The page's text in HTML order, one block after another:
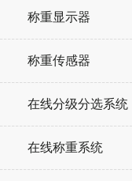
称重显示器
称重传感器
在线分级分选系统
在线称重系统